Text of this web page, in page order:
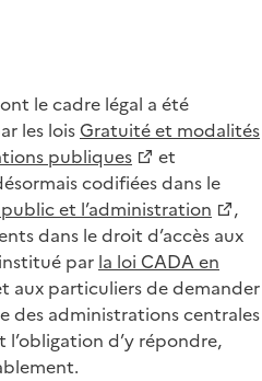
le cadre légal a été
les loisGratuité et modalités
publiques
et
codifiées dans le
et l’administration
,
dans le droit d’accès aux
par la loi CADA en
aux particuliers de demander
des administrations centrales
l’obligation d’y répondre,